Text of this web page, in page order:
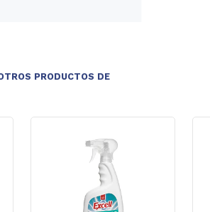
PRODUCTOS DE